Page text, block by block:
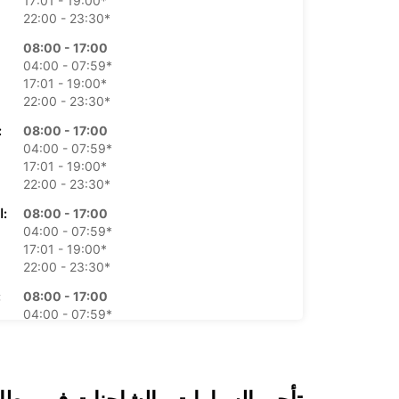
22:00 - 23:30*
08:00 - 17:00
04:00 - 07:59*
17:01 - 19:00*
22:00 - 23:30*
08:00 - 17:00
04:00 - 07:59*
17:01 - 19:00*
22:00 - 23:30*
الخميس:
08:00 - 17:00
04:00 - 07:59*
17:01 - 19:00*
22:00 - 23:30*
08:00 - 17:00
04:00 - 07:59*